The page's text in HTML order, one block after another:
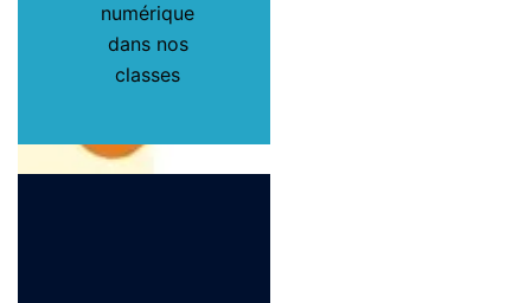
numérique
dans nos
classes